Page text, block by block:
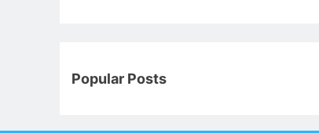
Popular Posts